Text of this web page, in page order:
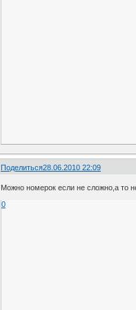
Поделиться28.06.2010 22:09
Можно номерок если не сложно,а то
0